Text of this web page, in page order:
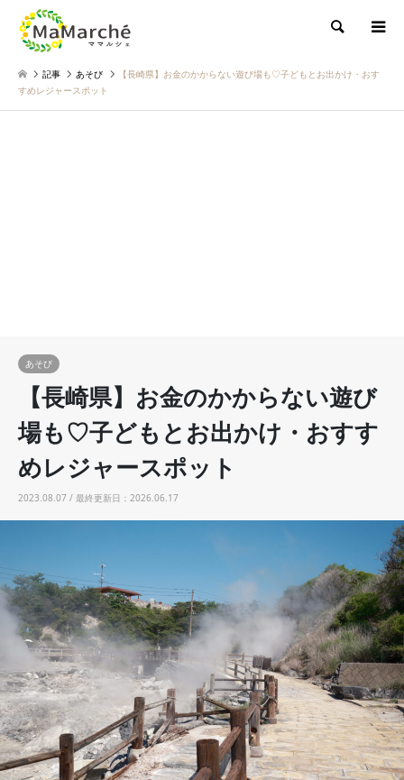
検索
記事 あそび
【長崎県】お金のかからない遊び場も♡子どもとお出かけ・おす
すめレジャースポット
あそび
【長崎県】お金のかからない遊び
場も♡子どもとお出かけ・おすす
めレジャースポット
2023.08.07 / 最終更新日：2026.06.17